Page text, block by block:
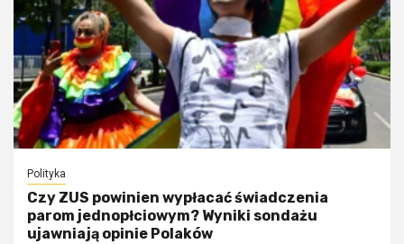
Polityka
Czy ZUS powinien wypłacać świadczenia
parom jednopłciowym? Wyniki sondażu
ujawniają opinie Polaków